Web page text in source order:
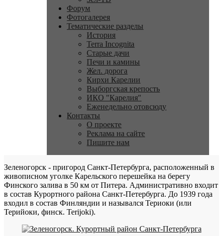
Форум
Фотогалерея
Тематические разделы
История
Terra Incognita
Старые дачи
Печи и камины
Жел. дорога
Кирхи Карелии
Выборгская крепость
ИКО "Карелия"
Еженедельно отовсюду
Контакты
О проекте
Реклама на сайте
Пишите нам
Зеленогорск - пригород Санкт-Петербурга, расположенный в
живописном уголке Карельского перешейка на берегу
Финского залива в 50 км от Питера. Административно входит
в состав Курортного района Санкт-Петербурга. До 1939 года
входил в состав Финляндии и назывался Териоки (или
Терийоки, финск. Terijoki).